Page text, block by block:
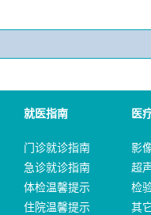
就医指南 医
门诊就诊指南
急诊就诊指南
体检温馨提示
住院温馨提示
影
超
检
其